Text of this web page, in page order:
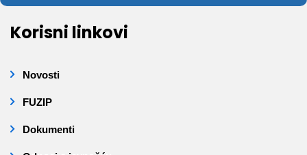
Korisni linkovi
Novosti
FUZIP
Dokumenti